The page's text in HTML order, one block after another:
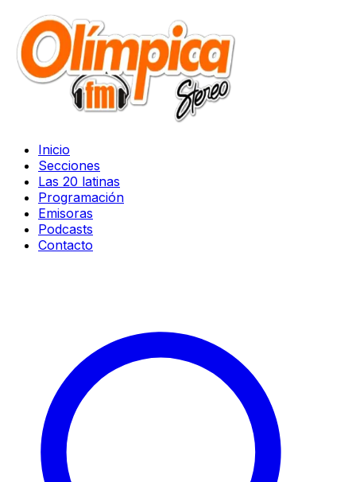
Inicio
Secciones
Las 20 latinas
Programación
Emisoras
Podcasts
Contacto